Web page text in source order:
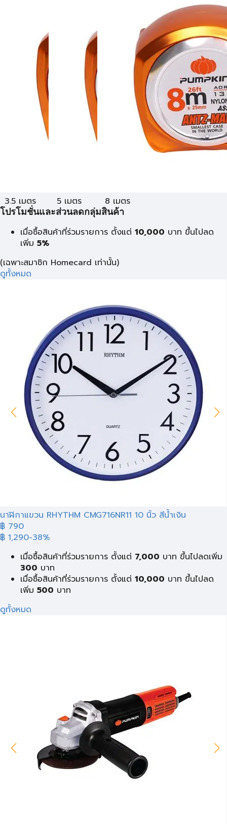
3.5 เมตร 5 เมตร 8 เมตร
โปรโมชั่นและส่วนลดกลุ่มสินค้า
เมื่อซื้อสินค้าที่ร่วมรายการ ตั้งแต่ 10,000 บาท ขึ้นไปลด
เพิ่ม 5%
(เฉพาะสมาชิก Homecard เท่านั้น)
ดูทั้งหมด
นาฬิกาแขวน RHYTHM CMG716NR11 10 นิ้ว สีน้ำเงิน
฿ 790
฿ 1,290-38%
เมื่อซื้อสินค้าที่ร่วมรายการ ตั้งแต่ 7,000 บาท ขึ้นไปลดเพิ่ม
300 บาท
เมื่อซื้อสินค้าที่ร่วมรายการ ตั้งแต่ 10,000 บาท ขึ้นไปลด
เพิ่ม 500 บาท
ดูทั้งหมด